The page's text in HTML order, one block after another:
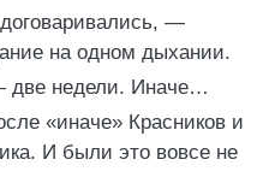
—
на одном дыхании.
недели. Иначе…
«иначе» Красников и
И были это вовсе не